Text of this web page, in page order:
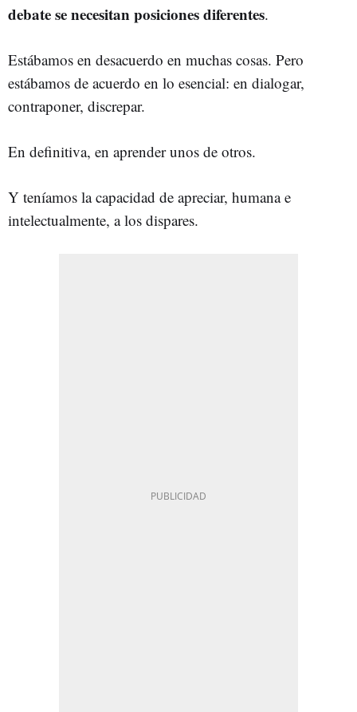
debate se necesitan posiciones diferentes.
Estábamos en desacuerdo en muchas cosas. Pero
estábamos de acuerdo en lo esencial: en dialogar,
contraponer, discrepar.
En definitiva, en aprender unos de otros.
Y teníamos la capacidad de apreciar, humana e
intelectualmente, a los dispares.